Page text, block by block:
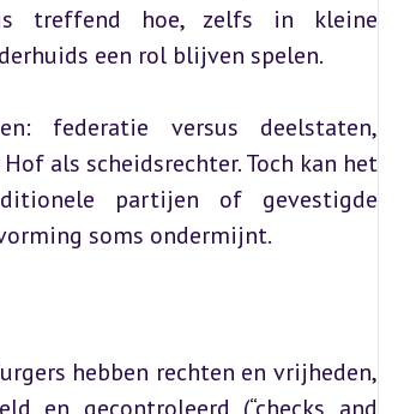
treffend hoe, zelfs in kleine
een rol blijven spelen.
federatie versus deelstaten,
als scheidsrechter. Toch kan het
partijen of gevestigde
soms ondermijnt.
hebben rechten en vrijheden,